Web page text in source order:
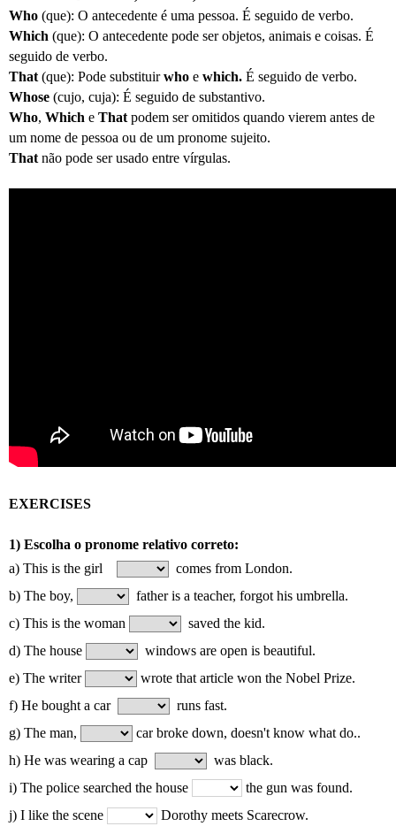
Who (que): O antecedente é uma pessoa. É seguido de verbo.
Which (que): O antecedente pode ser objetos, animais e coisas. É
seguido de verbo.
That (que): Pode substituirwho e which. É seguido de verbo.
Whose (cujo, cuja): É seguido de substantivo.
Who, Which e That podem ser omitidos quando vierem antes de
um nome de pessoa ou de um pronome sujeito.
That não pode ser usado entre vírgulas.
EXERCISES
1) Escolha o pronome relativo correto:
a) This is the girl
comes from London.
b) The boy,
father is a teacher, forgot his umbrella.
c) This is the woman
saved the kid.
d) The house
windows are open is beautiful.
e) The writer
wrote that article won the Nobel Prize.
f) He bought a car
runs fast.
g) The man,
car broke down, doesn't know what do..
h) He was wearing a cap
was black.
i) The police searched the house
the gun was found.
j) I like the scene
Dorothy meets Scarecrow.